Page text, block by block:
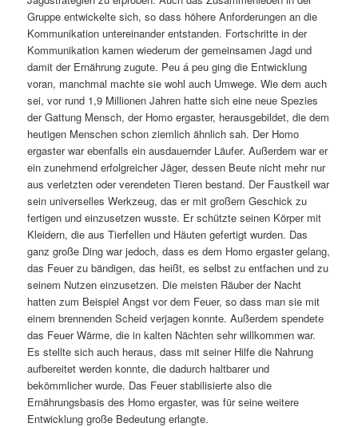
Gruppe entwickelte sich, so dass höhere Anforderungen an die
Kommunikation untereinander entstanden. Fortschritte in der
Kommunikation kamen wiederum der gemeinsamen Jagd und
damit der Ernährung zugute. Peu á peu ging die Entwicklung
voran, manchmal machte sie wohl auch Umwege. Wie dem auch
sei, vor rund 1,9 Millionen Jahren hatte sich eine neue Spezies
der Gattung Mensch, der Homo ergaster, herausgebildet, die dem
heutigen Menschen schon ziemlich ähnlich sah. Der Homo
ergaster war ebenfalls ein ausdauernder Läufer. Außerdem war er
ein zunehmend erfolgreicher Jäger, dessen Beute nicht mehr nur
aus verletzten oder verendeten Tieren bestand. Der Faustkeil war
sein universelles Werkzeug, das er mit großem Geschick zu
fertigen und einzusetzen wusste. Er schützte seinen Körper mit
Kleidern, die aus Tierfellen und Häuten gefertigt wurden. Das
ganz große Ding war jedoch, dass es dem Homo ergaster gelang,
das Feuer zu bändigen, das heißt, es selbst zu entfachen und zu
seinem Nutzen einzusetzen. Die meisten Räuber der Nacht
hatten zum Beispiel Angst vor dem Feuer, so dass man sie mit
einem brennenden Scheid verjagen konnte. Außerdem spendete
das Feuer Wärme, die in kalten Nächten sehr willkommen war.
Es stellte sich auch heraus, dass mit seiner Hilfe die Nahrung
aufbereitet werden konnte, die dadurch haltbarer und
bekömmlicher wurde. Das Feuer stabilisierte also die
Ernährungsbasis des Homo ergaster, was für seine weitere
Entwicklung große Bedeutung erlangte.